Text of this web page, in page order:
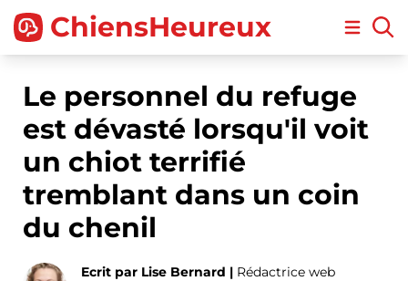
ChiensHeureux Open
Le personnel du refuge
est dévasté lorsqu'il voit
un chiot terrifié
tremblant dans un coin
du chenil
Ecrit par Lise Bernard | Rédactrice web